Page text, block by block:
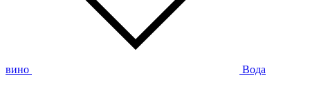
вино Вода